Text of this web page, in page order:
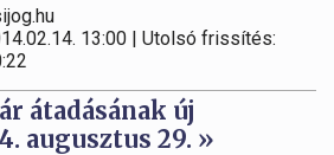
13:00 | Utolsó frissítés:
átadásának új
augusztus 29. »